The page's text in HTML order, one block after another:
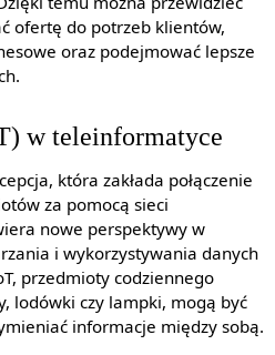
ofertę do potrzeb klientów,
oraz podejmować lepsze
w teleinformatyce
która zakłada połączenie
za pomocą sieci
nowe perspektywy w
i wykorzystywania danych
przedmioty codziennego
lodówki czy lampki, mogą być
informacje między sobą.